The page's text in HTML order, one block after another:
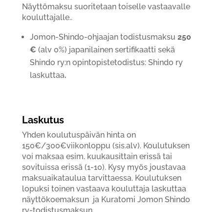
Näyttömaksu suoritetaan toiselle vastaavalle
kouluttajalle..
Jomon-Shindo-ohjaajan todistusmaksu 250
€ (alv 0%) japanilainen sertifikaatti sekä
Shindo ry:n opintopistetodistus: Shindo ry
laskuttaa.
Laskutus
Yhden koulutuspäivän hinta on
150€/300€viikonloppu (sis.alv). Koulutuksen
voi maksaa esim. kuukausittain erissä tai
sovituissa erissä (1-10). Kysy myös joustavaa
maksuaikataulua tarvittaessa. Koulutuksen
lopuksi toinen vastaava kouluttaja laskuttaa
näyttökoemaksun ja Kuratomi Jomon Shindo